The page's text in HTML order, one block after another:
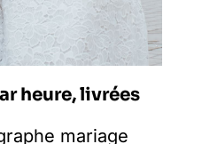
heure, livrées
mariage